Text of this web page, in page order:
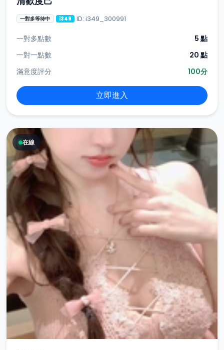
一對多等待中 i349 ID: i349_300991
一對多點數
5 點
一對一點數
20 點
滿意度評分
100分
立即進入
在線